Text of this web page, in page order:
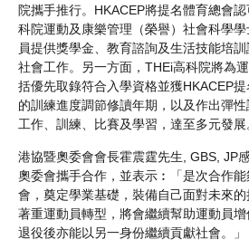
院攜手推行。HKACEP將提名體育總會
科院運動及康樂管理（榮譽）社會科學
員提供獎學金、教育諮詢及生活技能培
社會工作。另一方面，THEi高科院將為
括優先取錄符合入學資格並獲HKACEP
的訓練進度調節修讀年期，以及作出彈
工作、訓練、比賽及學習，達至多元發展
港協暨奧委會會長霍震霆先生, GBS, JP
奧委會攜手合作，並表示︰「是次合作
會，奠定學業基礎，裝備自己面對未來
著重運動員轉型，將會繼續幫助運動員
退役後亦能以另一身份繼續貢獻社會。」